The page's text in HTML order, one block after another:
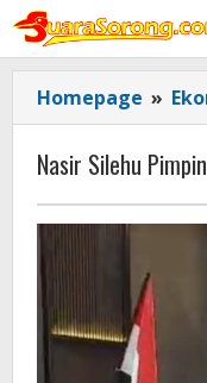
Lewati
konten
Homepage »
Nasir Silehu